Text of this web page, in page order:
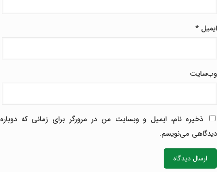
ایمیل*
وب‌سایت
ذخیره نام، ایمیل و وبسایت من در مرورگر برای زمانی که دوباره
دیدگاهی می‌نویسم.